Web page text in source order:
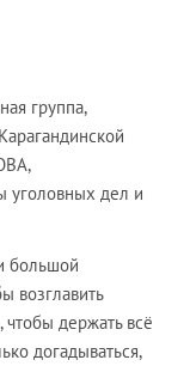
группа,
уголовных дел и
большой
возглавить
держать всё
догадываться,